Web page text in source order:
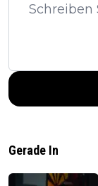
Gerade In